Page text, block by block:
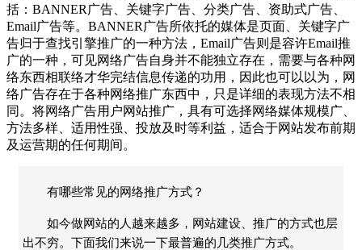
括：BANNER广告、关键字广告、分类广告、资助式广告、
Email广告等。BANNER广告所依托的媒体是页面、关键字广
告归于查找引擎推广的一种方法，Email广告则是容许Email推
广的一种，可见网络广告自身并不能独立存在，需要与各种网
络东西相联络才华完结信息传递的功用，因此也可以以为，网
络广告存在于各种网络推广东西中，只是详细的表现方法不相
同。将网络广告用户网站推广，具有可选择网络媒体规模广、
方法多样、适用性强、投放及时等利益，适合于网站发布前期
及运营期的任何期间。
有哪些常见的网络推广方式？
如今做网站的人越来越多，网站建设、推广的方式也层
出不穷。下面我们来说一下最普遍的几类推广方式。